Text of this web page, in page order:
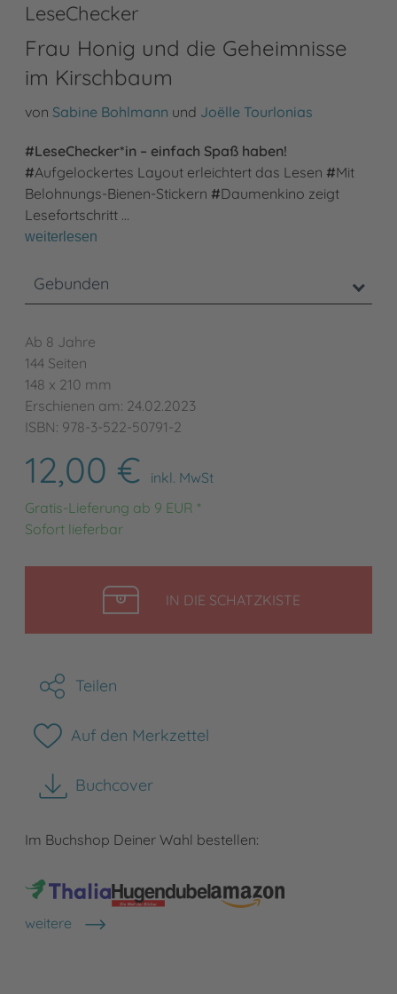
LeseChecker
Frau Honig und die Geheimnisse
im Kirschbaum
von Sabine Bohlmann und Joëlle Tourlonias
#LeseChecker*in – einfach Spaß haben!
#Aufgelockertes Layout erleichtert das Lesen #Mit
Belohnungs-Bienen-Stickern #Daumenkino zeigt
Lesefortschritt …
weiterlesen
Gebunden
Ab 8 Jahre
144 Seiten
148 x 210 mm
Erschienen am: 24.02.2023
ISBN: 978-3-522-50791-2
12,00 €
inkl. MwSt
Gratis-Lieferung ab 9 EUR *
Sofort lieferbar
IN DIE SCHATZKISTELEGEN
Teilen
Auf den Merkzettel
Buchcover
herunterladen
Im Buchshop Deiner Wahl bestellen:
weitere
Shops anzeigen